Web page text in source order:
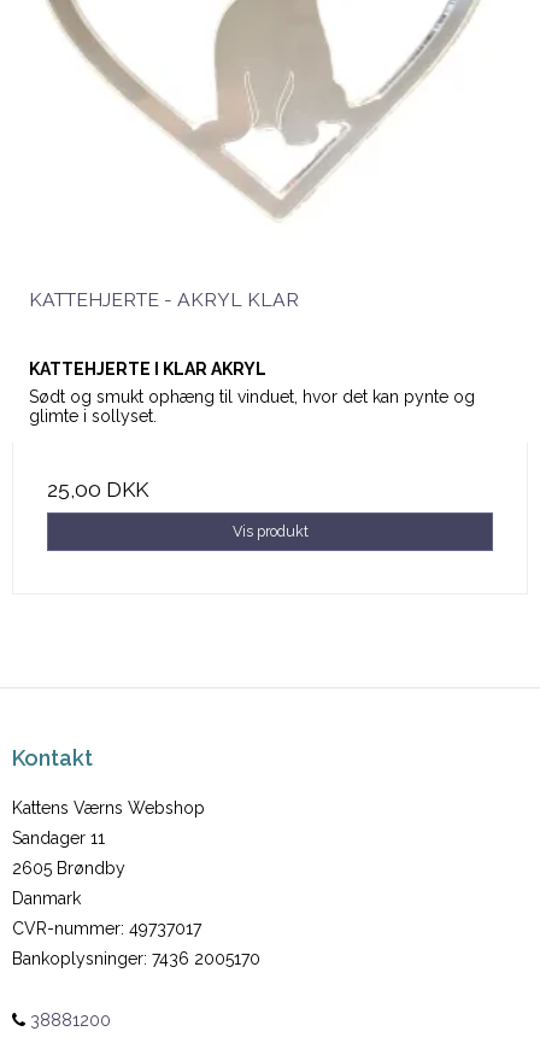
KATTEHJERTE - AKRYL KLAR
KATTEHJERTE I KLAR AKRYL
Sødt og smukt ophæng til vinduet, hvor det kan pynte og
glimte i sollyset.
25,00 DKK
Vis produkt
Kontakt
Kattens Værns Webshop
Sandager 11
2605 Brøndby
Danmark
CVR-nummer: 49737017
Bankoplysninger: 7436 2005170
38881200